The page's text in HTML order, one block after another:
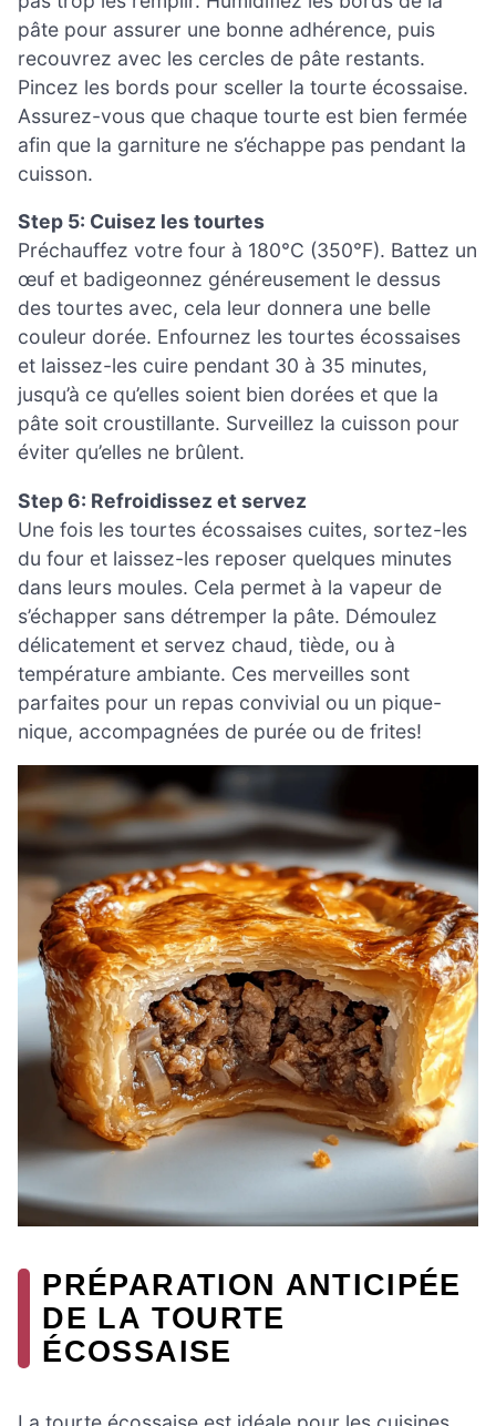
pâte pour assurer une bonne adhérence, puis
recouvrez avec les cercles de pâte restants.
Pincez les bords pour sceller la tourte écossaise.
Assurez-vous que chaque tourte est bien fermée
afin que la garniture ne s’échappe pas pendant la
cuisson.
Step 5: Cuisez les tourtes
Préchauffez votre four à 180°C (350°F). Battez un
œuf et badigeonnez généreusement le dessus
des tourtes avec, cela leur donnera une belle
couleur dorée. Enfournez les tourtes écossaises
et laissez-les cuire pendant 30 à 35 minutes,
jusqu’à ce qu’elles soient bien dorées et que la
pâte soit croustillante. Surveillez la cuisson pour
éviter qu’elles ne brûlent.
Step 6: Refroidissez et servez
Une fois les tourtes écossaises cuites, sortez-les
du four et laissez-les reposer quelques minutes
dans leurs moules. Cela permet à la vapeur de
s’échapper sans détremper la pâte. Démoulez
délicatement et servez chaud, tiède, ou à
température ambiante. Ces merveilles sont
parfaites pour un repas convivial ou un pique-
nique, accompagnées de purée ou de frites!
PRÉPARATION ANTICIPÉE
DE LA TOURTE
ÉCOSSAISE